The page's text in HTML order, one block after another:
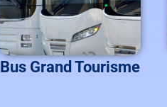
Bus Grand Tourisme